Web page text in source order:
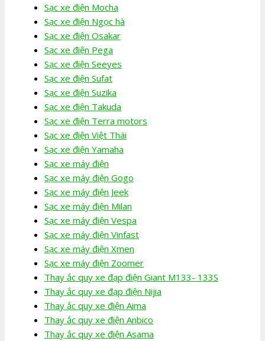
Sạc xe điện Mocha
Sạc xe điện Ngọc hà
Sạc xe điện Osakar
Sạc xe điện Pega
Sạc xe điện Seeyes
Sạc xe điện Sufat
Sạc xe điện Suzika
Sạc xe điện Takuda
Sạc xe điện Terra motors
Sạc xe điện Việt Thái
Sạc xe điện Yamaha
Sạc xe máy điện
Sạc xe máy điện Gogo
Sạc xe máy điện Jeek
Sạc xe máy điện Milan
Sạc xe máy điện Vespa
Sạc xe máy điện Vinfast
Sạc xe máy điện Xmen
Sạc xe máy điện Zoomer
Thay ắc quy xe đạp điện Giant M133- 133S
Thay ắc quy xe đạp điện Nijia
Thay ắc quy xe điện Aima
Thay ắc quy xe điện Anbico
Thay ắc quy xe điện Asama